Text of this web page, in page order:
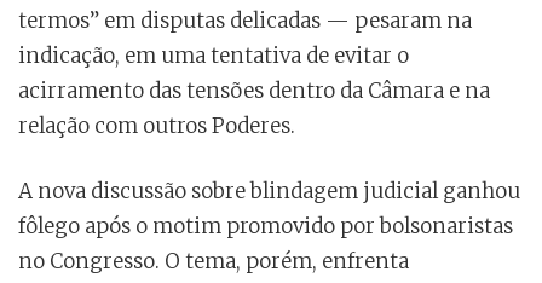
termos” em disputas delicadas — pesaram na
indicação, em uma tentativa de evitar o
acirramento das tensões dentro da Câmara e na
relação com outros Poderes.
A nova discussão sobre blindagem judicial ganhou
fôlego após o motim promovido por bolsonaristas
no Congresso. O tema, porém, enfrenta